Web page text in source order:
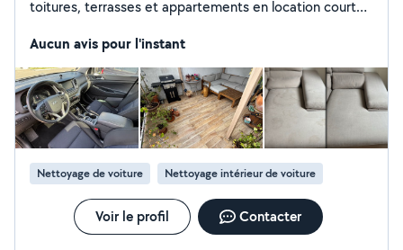
toitures, terrasses et appartements en location courte
Aucun avis pour l'instant
Nettoyage de voiture Nettoyage intérieur de voiture
Voir le profil Contacter